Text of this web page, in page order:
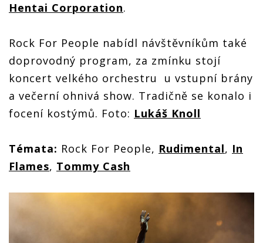
Hentai Corporation.
Rock For People nabídl návštěvníkům také
doprovodný program, za zmínku stojí
koncert velkého orchestru u vstupní brány
a večerní ohnivá show. Tradičně se konalo i
focení kostýmů. Foto: Lukáš Knoll
Témata: Rock For People, Rudimental, In
Flames, Tommy Cash